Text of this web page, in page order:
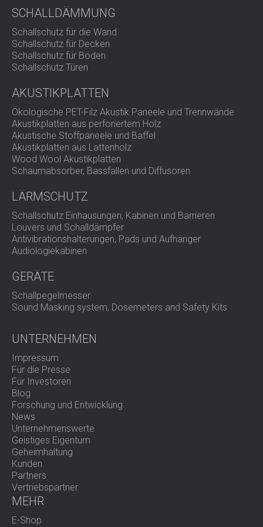
Schallschutzwänden rund um Baustellen bis hin zu
schalldämmenden Gehäusen für Kompressoren
oder CNC-Maschinen.
SCHALLDÄMMUNG
Schallschutz für die Wand
Schallschutz für Decken
Schallschutz für Böden
Schallschutz Türen
AKUSTIKPLATTEN
Ökologische PET-Filz Akustik Paneele und Trennwände
Akustikplatten aus perforiertem Holz
Akustische Stoffpaneele und Baffel
Akustikplatten aus Lattenholz
Wood Wool Akustikplatten
Schaumabsorber, Bassfallen und Diffusoren
LÄRMSCHUTZ
Schallschutz Einhausungen, Kabinen und Barrieren
Louvers und Schalldämpfer
Antivibrationshalterungen, Pads und Aufhänger
Audiologiekabinen
GERÄTE
Schallpegelmesser
Sound Masking system, Dosemeters and Safety Kits
UNTERNEHMEN
Impressum
Für die Presse
Für Investoren
Blog
Forschung und Entwicklung
News
Unternehmenswerte
Geistiges Eigentum
Geheimhaltung
Kunden
Partners
Vertriebspartner
MEHR
E-Shop